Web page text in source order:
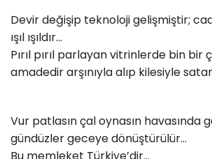
Devir değişip teknoloji gelişmiştir;
ışıl ışıldır...
Pırıl pırıl parlayan vitrinlerde bin bir
amadedir arşınıyla alıp kilesiyle
Vur patlasın çal oynasın havasında
gündüzler geceye dönüştürülür...